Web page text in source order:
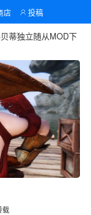
店 投稿
蒂独立随从MOD下
载